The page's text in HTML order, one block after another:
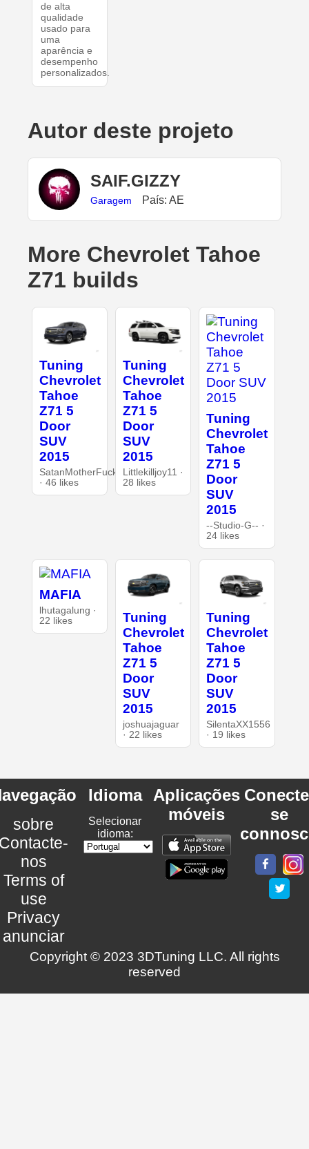
de alta
qualidade
usado para
uma
aparência e
desempenho
personalizados.
Autor deste projeto
SAIF.GIZZY
Garagem País: AE
More Chevrolet Tahoe
Z71 builds
Tuning
Chevrolet
Tahoe
Z71 5
Door
SUV
2015
SatanMotherFucker
· 46 likes
Tuning
Chevrolet
Tahoe
Z71 5
Door
SUV
2015
Littlekilljoy11 ·
28 likes
Tuning
Chevrolet
Tahoe
Z71 5
Door
SUV
2015
--Studio-G-- ·
24 likes
MAFIA
lhutagalung ·
22 likes
Tuning
Chevrolet
Tahoe
Z71 5
Door
SUV
2015
joshuajaguar
· 22 likes
Tuning
Chevrolet
Tahoe
Z71 5
Door
SUV
2015
SilentaXX1556
· 19 likes
sobre
nos
Terms of
use
Privacy
anunciar
Idioma
Selecionar
idioma:
Aplicações
móveis
se
Copyright © 2023 3DTuning LLC. All rights
reserved